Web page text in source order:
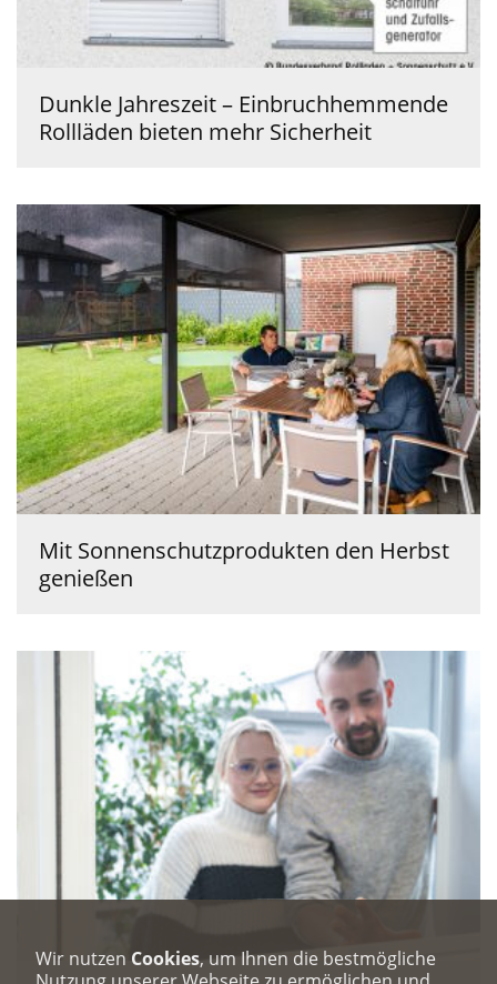
Dunkle Jahreszeit – Einbruchhemmende
Rollläden bieten mehr Sicherheit
Mit Sonnenschutzprodukten den Herbst
genießen
Wir nutzen Cookies, um Ihnen die bestmögliche